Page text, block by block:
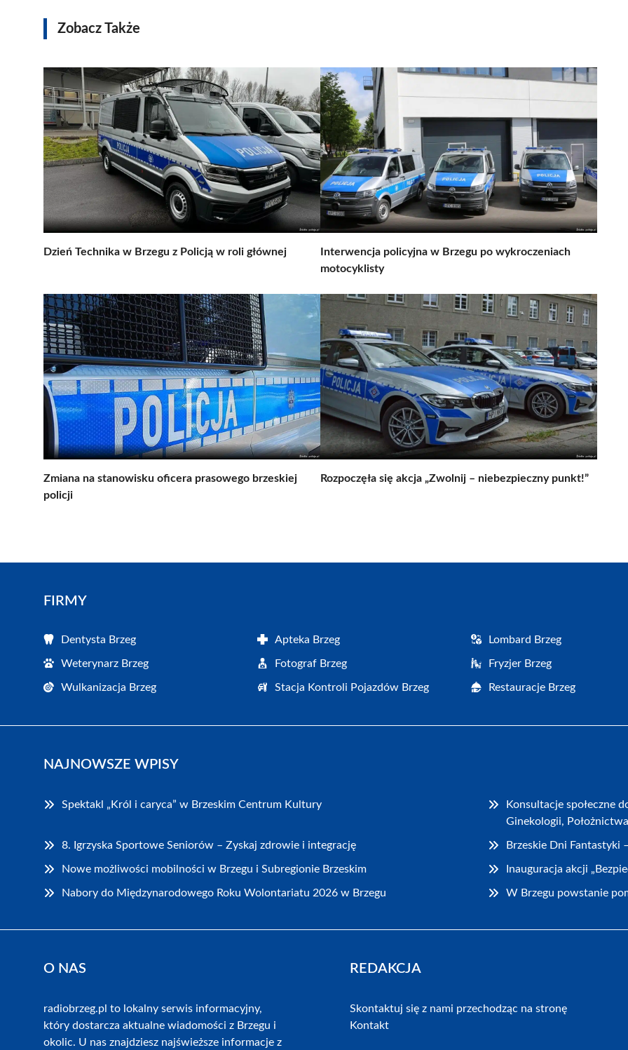
Zobacz Także
Dzień Technika w Brzegu z Policją w roli głównej
Interwencja policyjna w Brzegu po wykroczeniach
motocyklisty
Zmiana na stanowisku oficera prasowego brzeskiej
policji
Rozpoczęła się akcja „Zwolnij – niebezpieczny punkt!”
FIRMY
Dentysta Brzeg Apteka Brzeg Lombard Brzeg
Weterynarz Brzeg Fotograf Brzeg Fryzjer Brzeg
Wulkanizacja Brzeg Stacja Kontroli Pojazdów Brzeg Restauracje Brzeg
NAJNOWSZE WPISY
Spektakl „Król i caryca” w Brzeskim Centrum Kultury
Konsultacje społeczne
Ginekologii,
8. Igrzyska Sportowe Seniorów – Zyskaj zdrowie i integrację Brzeskie Dni Fantastyki
Nowe możliwości mobilności w Brzegu i Subregionie Brzeskim Inauguracja akcji
Nabory do Międzynarodowego Roku Wolontariatu 2026 w Brzegu W Brzegu powstanie
O NAS
radiobrzeg.pl to lokalny serwis informacyjny,
który dostarcza aktualne wiadomości z Brzegu i
okolic. U nas znajdziesz najświeższe informacje z
REDAKCJA
Skontaktuj się z nami przechodząc na stronę
Kontakt